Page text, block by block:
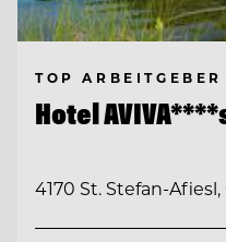
TOP ARBEITGEBER
Hotel
4170 St. Stefan-